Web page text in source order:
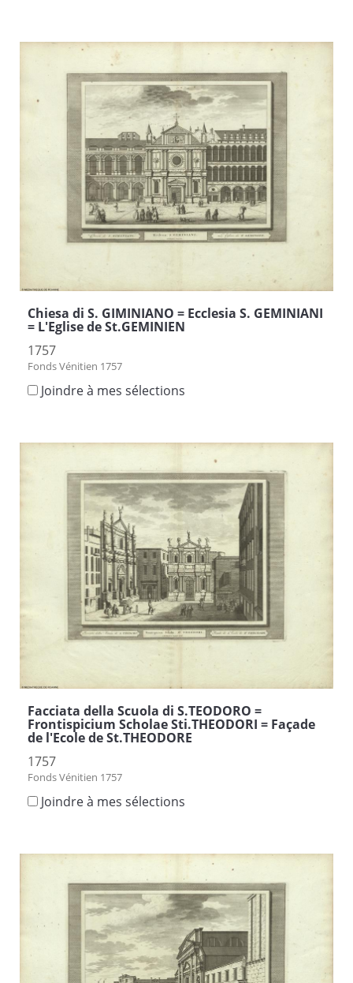
Chiesa di S. GIMINIANO = Ecclesia S. GEMINIANI
= L'Eglise de St.GEMINIEN
1757
Fonds Vénitien 1757
Joindre à mes sélections
Facciata della Scuola di S.TEODORO =
Frontispicium Scholae Sti.THEODORI = Façade
de l'Ecole de St.THEODORE
1757
Fonds Vénitien 1757
Joindre à mes sélections